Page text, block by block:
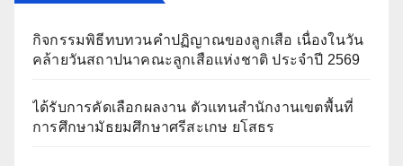
กิจกรรมพิธีทบทวนคำปฏิญาณของลูกเสือ เนื่องในวัน
คล้ายวันสถาปนาคณะลูกเสือแห่งชาติ ประจำปี 2569
ได้รับการคัดเลือกผลงาน ตัวแทนสำนักงานเขตพื้นที่
การศึกษามัธยมศึกษาศรีสะเกษ ยโสธร